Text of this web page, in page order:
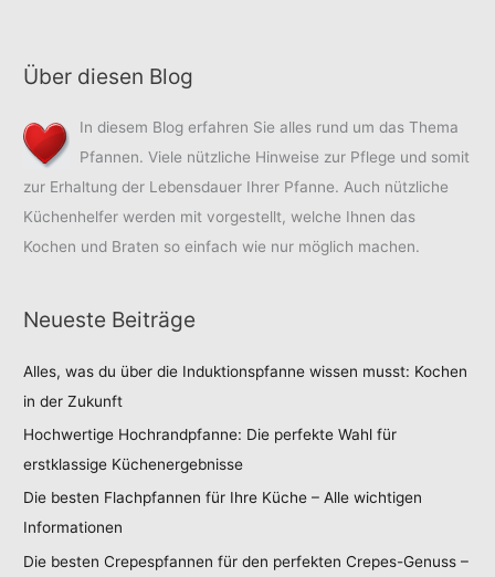
Über diesen Blog
In diesem Blog erfahren Sie alles rund um das Thema
Pfannen. Viele nützliche Hinweise zur Pflege und somit
zur Erhaltung der Lebensdauer Ihrer Pfanne. Auch nützliche
Küchenhelfer werden mit vorgestellt, welche Ihnen das
Kochen und Braten so einfach wie nur möglich machen.
Neueste Beiträge
Alles, was du über die Induktionspfanne wissen musst: Kochen
in der Zukunft
Hochwertige Hochrandpfanne: Die perfekte Wahl für
erstklassige Küchenergebnisse
Die besten Flachpfannen für Ihre Küche – Alle wichtigen
Informationen
Die besten Crepespfannen für den perfekten Crepes-Genuss –